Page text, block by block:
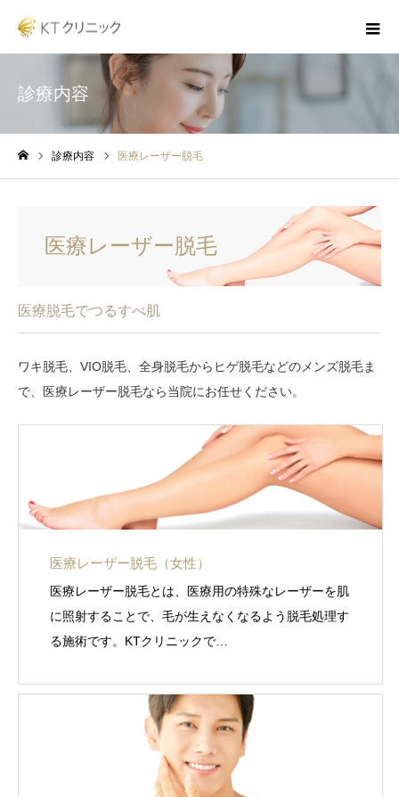
診療内容
診療内容 医療レーザー脱毛
医療レーザー脱毛
医療脱毛でつるすべ肌
ワキ脱毛、VIO脱毛、全身脱毛からヒゲ脱毛などのメンズ脱毛ま
で、医療レーザー脱毛なら当院にお任せください。
医療レーザー脱毛（女性）
医療レーザー脱毛とは、医療用の特殊なレーザーを肌
に照射することで、毛が生えなくなるよう脱毛処理す
る施術です。KTクリニックで…